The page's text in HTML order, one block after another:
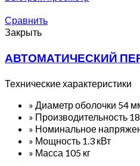
Сравнить
Закрыть
АВТОМАТИЧЕСКИЙ
Технические характеристики
» Диаметр оболочки 54
» Производительность
» Номинальное
» Мощность 1.3 кВт
» Масса 105 кг